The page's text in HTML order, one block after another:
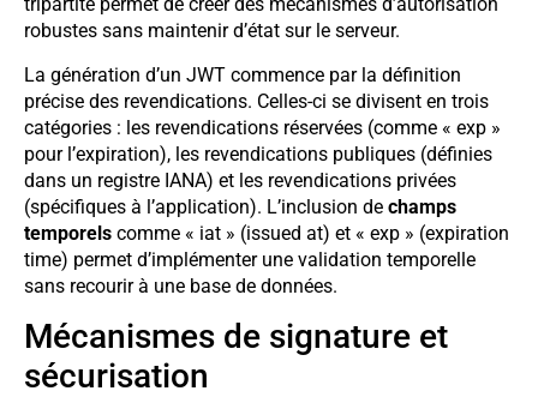
robustes sans maintenir d’état sur le serveur.
La génération d’un JWT commence par la définition
précise des revendications. Celles-ci se divisent en trois
catégories : les revendications réservées (comme « exp »
pour l’expiration), les revendications publiques (définies
dans un registre IANA) et les revendications privées
(spécifiques à l’application). L’inclusion de champs
temporels comme « iat » (issued at) et « exp » (expiration
time) permet d’implémenter une validation temporelle
sans recourir à une base de données.
Mécanismes de signature et
sécurisation